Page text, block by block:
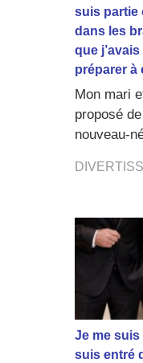
suis partie
dans les
que
préparer à
Mon mari
proposé
nouveau-
Je me
suis entré